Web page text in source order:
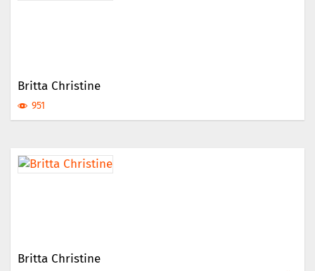
Britta Christine
951
Britta Christine